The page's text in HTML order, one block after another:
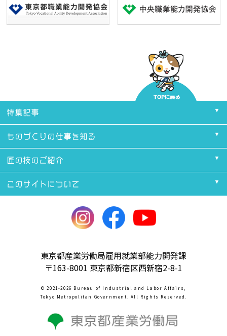
特集記事
ものづくりの仕事を知る
匠の技のご紹介
このサイトについて
東京都産業労働局雇用就業部能力開発課
〒163-8001 東京都新宿区西新宿2-8-1
© 2021-2026 Bureau of Industrial and Labor Affairs,
Tokyo Metropolitan Government. All Rights Reserved.